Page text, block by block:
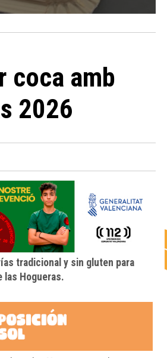
coca amb
2026
tradicional y sin gluten para
Hogueras.